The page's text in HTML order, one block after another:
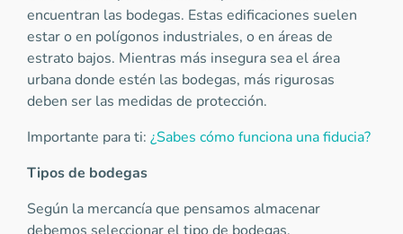
encuentran las bodegas. Estas edificaciones suelen
estar o en polígonos industriales, o en áreas de
estrato bajos. Mientras más insegura sea el área
urbana donde estén las bodegas, más rigurosas
deben ser las medidas de protección.
Importante para ti: ¿Sabes cómo funciona una fiducia?
Tipos de bodegas
Según la mercancía que pensamos almacenar